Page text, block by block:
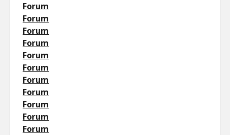
Forum
Forum
Forum
Forum
Forum
Forum
Forum
Forum
Forum
Forum
Forum